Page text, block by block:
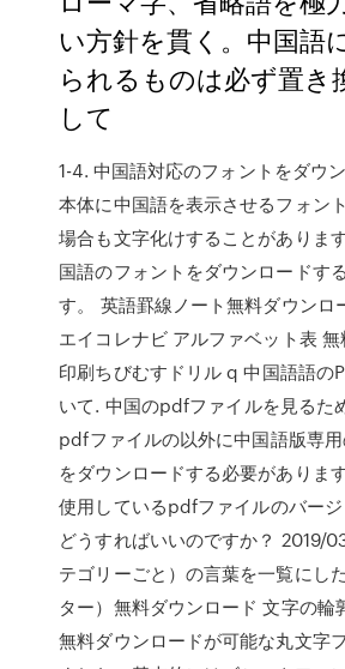
い方針を貫く。中国語
られるものは必ず置き
して
1-4. 中国語対応のフォントをダウ
本体に中国語を表示させるフォン
場合も文字化けすることがありま
国語のフォントをダウンロードす
す。 英語罫線ノート無料ダウンロ
エイコレナビ アルファベット表
印刷ちびむすドリル q 中国語語の
いて. 中国のpdfファイルを見るた
pdfファイルの以外に中国語版専
をダウンロードする必要がありま
使用しているpdfファイルのバー
どうすればいいのですか？ 2019/
テゴリーごと）の言葉を一覧にし
ター）無料ダウンロード 文字の輪
無料ダウンロードが可能な丸文字